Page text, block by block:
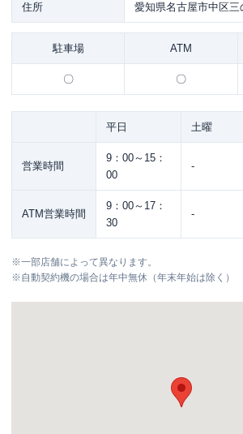
住所 愛知県名古屋市中区三
駐車場 ATM
〇 〇
平日 土曜
営業時間
9：00～15：
00
-
ATM営業時間
9：00～17：
30
-
※一部店舗によって異なります。
※自動契約機の場合は年中無休（年末年始は除く）